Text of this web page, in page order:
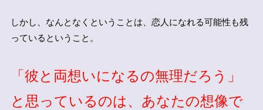
しかし、なんとなくということは、恋人になれる可能性も残
っているということ。
「彼と両想いになるの無理だろう」
と思っているのは、あなたの想像で